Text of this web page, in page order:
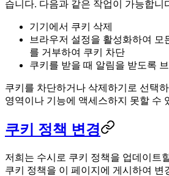
습니다. 다음과 같은 작업이 가능합니
기기에서 쿠키 삭제
브라우저 설정을 활성화하여 모
를 거부하여 쿠키 차단
쿠키를 받을 때 알림을 받도록
쿠키를 차단하거나 삭제하기로 선택
영역이나 기능에 액세스하지 못할 수
쿠키 정책 변경
저희는 수시로 쿠키 정책을 업데이트
쿠키 정책을 이 페이지에 게시하여 변